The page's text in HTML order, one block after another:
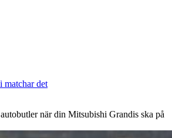
matchar det
när din Mitsubishi Grandis ska på